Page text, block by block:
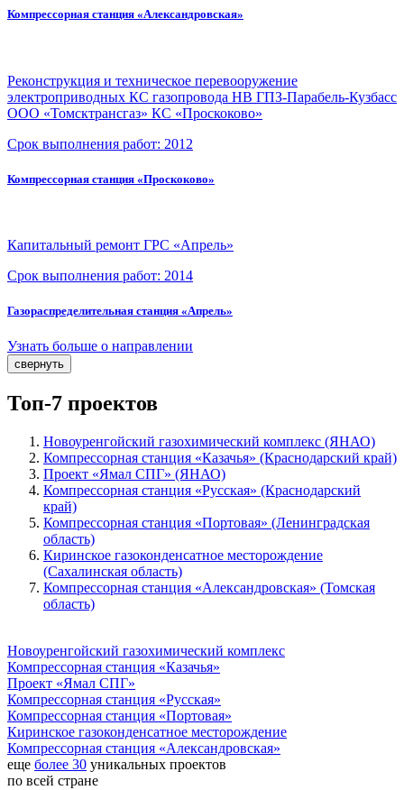
Компрессорная станция «Александровская»
Реконструкция и техническое перевооружение
электроприводных КС газопровода НВ ГПЗ-Парабель-Кузбасс
ООО «Томсктрансгаз» КС «Проскоково»
Срок выполнения работ: 2012
Компрессорная станция «Проскоково»
Капитальный ремонт ГРС «Апрель»
Срок выполнения работ: 2014
Газораспределительная станция «Апрель»
Узнать больше о направлении
свернуть
Топ-7 проектов
Новоуренгойский газохимический комплекс (ЯНАО)
Компрессорная станция «Казачья» (Краснодарский край)
Проект «Ямал СПГ» (ЯНАО)
Компрессорная станция «Русская» (Краснодарский
край)
Компрессорная станция «Портовая» (Ленинградская
область)
Киринское газоконденсатное месторождение
(Сахалинская область)
Компрессорная станция «Александровская» (Томская
область)
Новоуренгойский газохимический комплекс
Компрессорная станция «Казачья»
Проект «Ямал СПГ»
Компрессорная станция «Русская»
Компрессорная станция «Портовая»
Киринское газоконденсатное месторождение
Компрессорная станция «Александровская»
еще более 30 уникальных проектов
по всей стране